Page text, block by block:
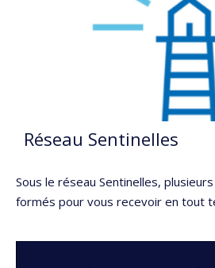
Réseau Sentinelles
Sous le réseau Sentinelles,
formés pour vous recevoir en tout